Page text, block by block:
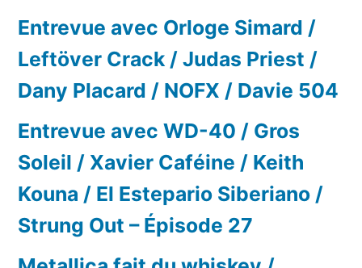
Entrevue avec Orloge Simard /
Leftöver Crack / Judas Priest /
Dany Placard / NOFX / Davie 504
Entrevue avec WD-40 / Gros
Soleil / Xavier Caféine / Keith
Kouna / El Estepario Siberiano /
Strung Out – Épisode 27